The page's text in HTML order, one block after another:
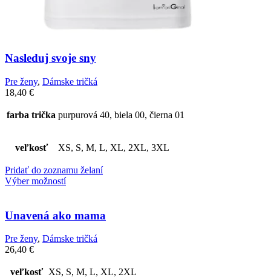
Nasleduj svoje sny
Pre ženy, Dámske tričká
18,40 €
farba trička purpurová 40, biela 00, čierna 01
veľkosť XS, S, M, L, XL, 2XL, 3XL
Pridať do zoznamu želaní
Výber možností
Unavená ako mama
Pre ženy, Dámske tričká
26,40 €
veľkosť XS, S, M, L, XL, 2XL